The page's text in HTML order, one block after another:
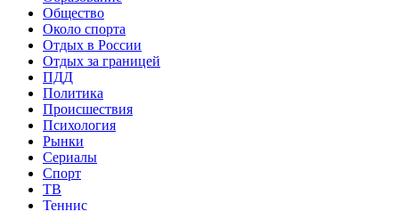
Общество
Около спорта
Отдых в России
Отдых за границей
ПДД
Политика
Происшествия
Психология
Рынки
Сериалы
Спорт
ТВ
Теннис